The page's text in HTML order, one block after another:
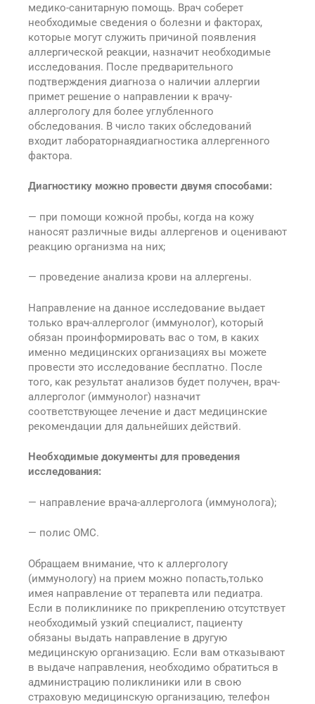
медико-санитарную помощь. Врач соберет
необходимые сведения о болезни и факторах,
которые могут служить причиной появления
аллергической реакции, назначит необходимые
исследования. После предварительного
подтверждения диагноза о наличии аллергии
примет решение о направлении к врачу-
аллергологу для более углубленного
обследования. В число таких обследований
входит лабораторнаядиагностика аллергенного
фактора.
Диагностику можно провести двумя способами:
— при помощи кожной пробы, когда на кожу
наносят различные виды аллергенов и оценивают
реакцию организма на них;
— проведение анализа крови на аллергены.
Направление на данное исследование выдает
только врач-аллерголог (иммунолог), который
обязан проинформировать вас о том, в каких
именно медицинских организациях вы можете
провести это исследование бесплатно. После
того, как результат анализов будет получен, врач-
аллерголог (иммунолог) назначит
соответствующее лечение и даст медицинские
рекомендации для дальнейших действий.
Необходимые документы для проведения
исследования:
— направление врача-аллерголога (иммунолога);
— полис ОМС.
Обращаем внимание, что к аллергологу
(иммунологу) на прием можно попасть,только
имея направление от терапевта или педиатра.
Если в поликлинике по прикреплению отсутствует
необходимый узкий специалист, пациенту
обязаны выдать направление в другую
медицинскую организацию. Если вам отказывают
в выдаче направления, необходимо обратиться в
администрацию поликлиники или в свою
страховую медицинскую организацию, телефон